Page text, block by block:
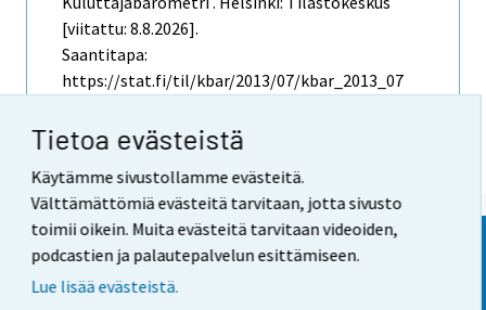
Tietoa evästeistä
Käytämme sivustollamme evästeitä.
Välttämättömiä evästeitä tarvitaan, jotta sivusto
toimii oikein. Muita evästeitä tarvitaan videoiden,
podcastien ja palautepalvelun esittämiseen.
Lue lisää evästeistä.
[viitattu: 8.8.2026].
Saantitapa:
https://stat.fi/til/kbar/2013/07/kbar_2013_07